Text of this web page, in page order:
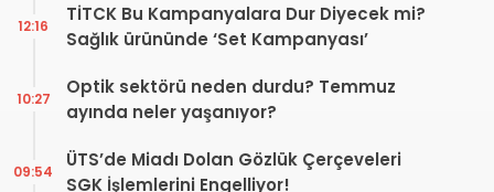
TİTCK Bu Kampanyalara Dur Diyecek mi?
Sağlık ürününde ‘Set Kampanyası’
12:16
Optik sektörü neden durdu? Temmuz
ayında neler yaşanıyor?
10:27
ÜTS’de Miadı Dolan Gözlük Çerçeveleri
SGK İşlemlerini Engelliyor!
09:54